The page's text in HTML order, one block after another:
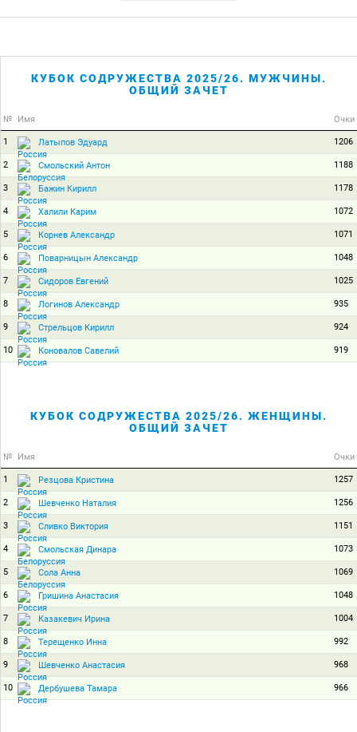
КУБОК СОДРУЖЕСТВА 2025/26. МУЖЧИНЫ.
ОБЩИЙ ЗАЧЕТ
№ Имя Очки
1 Латыпов Эдуард 1206
2 Смольский Антон 1188
3 Бажин Кирилл 1178
4 Халили Карим 1072
5 Корнев Александр 1071
6 Поварницын Александр 1048
7 Сидоров Евгений 1025
8 Логинов Александр 935
9 Стрельцов Кирилл 924
10 Коновалов Савелий 919
КУБОК СОДРУЖЕСТВА 2025/26. ЖЕНЩИНЫ.
ОБЩИЙ ЗАЧЕТ
№ Имя Очки
1 Резцова Кристина 1257
2 Шевченко Наталия 1256
3 Сливко Виктория 1151
4 Смольская Динара 1073
5 Сола Анна 1069
6 Гришина Анастасия 1048
7 Казакевич Ирина 1004
8 Терещенко Инна 992
9 Шевченко Анастасия 968
10 Дербушева Тамара 966